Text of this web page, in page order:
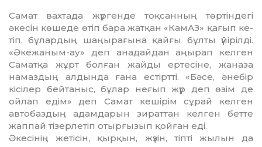
Самат вахтада жүргенде тоқ­сан­ның төртіндегі
әкесін көшеде өтіп бара жатқан «КамАЗ» қағып ке­
тіп, бұлардың шаңырағына қай­ғы бұлты үйірілді.
«Әке­жа­ным-ау» деп анадайдан аңырап кел­ген
Саматқа жұрт болған жай­ды ертесіне, жаназа
намаз­дың алдында ғана естіртті. «Бәсе, әнебір
кісілер бейтаныс, бұлар не­ғып жүр деп өзім де
ойлап едім» деп Самат кешірім сұрай кел­ген
автобаздың адамдарын зи­раттан келген бетте
жаппай ті­зерлетіп отырғызып қойған еді.
Әкесінің жетісін, қырқын, жү­зін, тіпті жылын да